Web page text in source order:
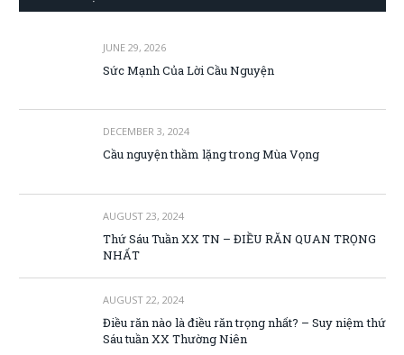
JUNE 29, 2026
Sức Mạnh Của Lời Cầu Nguyện
DECEMBER 3, 2024
Cầu nguyện thầm lặng trong Mùa Vọng
AUGUST 23, 2024
Thứ Sáu Tuần XX TN – ĐIỀU RĂN QUAN TRỌNG
NHẤT
AUGUST 22, 2024
Điều răn nào là điều răn trọng nhất? – Suy niệm thứ
Sáu tuần XX Thường Niên